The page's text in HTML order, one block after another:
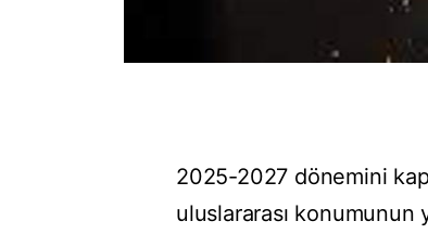
2025-2027 dönemini
uluslararası konumunun